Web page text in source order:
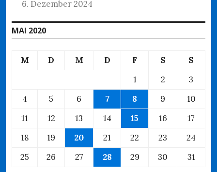
6. Dezember 2024
MAI 2020
M D M D F S
S
1
2
3
4
5 6 7 8 9
10
11
12 13 14 15 16
17
18
19 20 21 22 23
24
25
26 27 28 29 30 31